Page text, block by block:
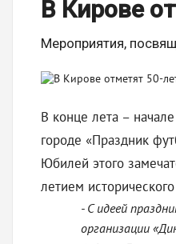
В Кирове
Мероприятия,
В конце лета –
городе «Праздник
Юбилей этого
летием
- С идеей
организации